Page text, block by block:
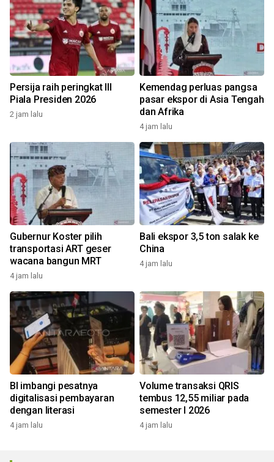
Persija raih peringkat III
Piala Presiden 2026
2 jam lalu
Kemendag perluas pangsa
pasar ekspor di Asia Tengah
dan Afrika
4 jam lalu
Gubernur Koster pilih
transportasi ART geser
wacana bangun MRT
4 jam lalu
Bali ekspor 3,5 ton salak ke
China
4 jam lalu
BI imbangi pesatnya
digitalisasi pembayaran
dengan literasi
4 jam lalu
Volume transaksi QRIS
tembus 12,55 miliar pada
semester I 2026
4 jam lalu